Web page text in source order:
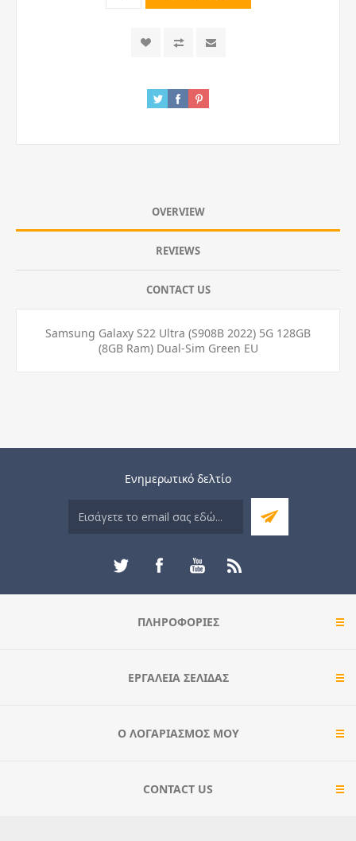
OVERVIEW
REVIEWS
CONTACT US
Samsung Galaxy S22 Ultra (S908B 2022) 5G 128GB
(8GB Ram) Dual-Sim Green EU
Ενημερωτικό δελτίο
ΠΛΗΡΟΦΟΡΊΕΣ
ΕΡΓΑΛΕΊΑ ΣΕΛΊΔΑΣ
Ο ΛΟΓΑΡΙΑΣΜΌΣ ΜΟΥ
CONTACT US